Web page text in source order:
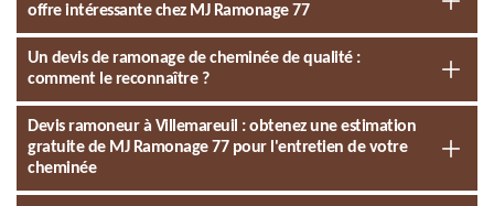
offre intéressante chez MJ Ramonage 77
Un devis de ramonage de cheminée de qualité :
comment le reconnaître ?
Devis ramoneur à Villemareuil : obtenez une estimation
gratuite de MJ Ramonage 77 pour l'entretien de votre
cheminée